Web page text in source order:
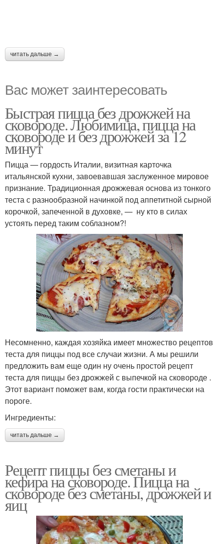
читать дальше →
Вас может заинтересовать
Быстрая пицца без дрожжей на
сковороде. Любимица, пицца на
сковороде и без дрожжей за 12
минут
Пицца — гордость Италии, визитная карточка
итальянской кухни, завоевавшая заслуженное мировое
признание. Традиционная дрожжевая основа из тонкого
теста с разнообразной начинкой под аппетитной сырной
корочкой, запеченной в духовке, — ну кто в силах
устоять перед таким соблазном?!
Несомненно, каждая хозяйка имеет множество рецептов
теста для пиццы под все случаи жизни. А мы решили
предложить вам еще один ну очень простой рецепт
теста для пиццы без дрожжей с выпечкой на сковороде .
Этот вариант поможет вам, когда гости практически на
пороге.
Ингредиенты:
читать дальше →
Рецепт пиццы без сметаны и
кефира на сковороде. Пицца на
сковороде без сметаны, дрожжей и
яиц